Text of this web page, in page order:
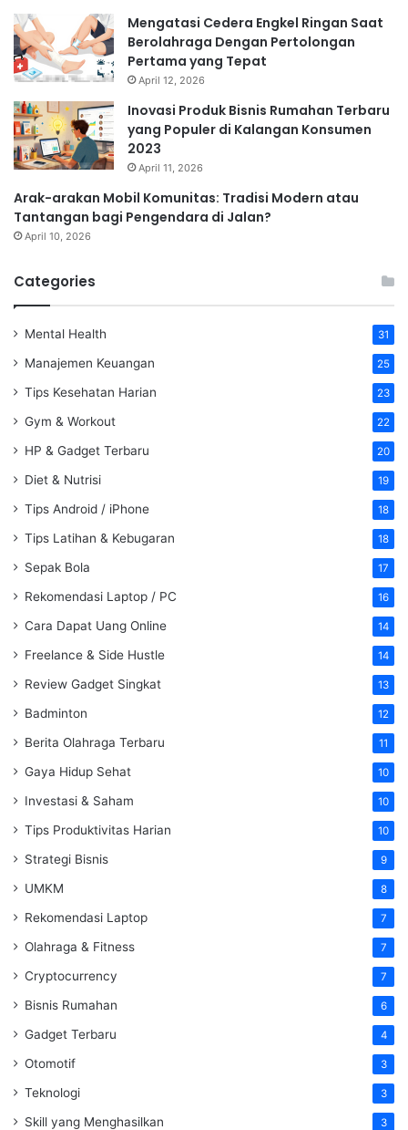
Mengatasi Cedera Engkel Ringan Saat
Berolahraga Dengan Pertolongan
Pertama yang Tepat
April 12, 2026
Inovasi Produk Bisnis Rumahan Terbaru
yang Populer di Kalangan Konsumen
2023
April 11, 2026
Arak-arakan Mobil Komunitas: Tradisi Modern atau
Tantangan bagi Pengendara di Jalan?
April 10, 2026
Categories
Mental Health 31
Manajemen Keuangan 25
Tips Kesehatan Harian 23
Gym & Workout 22
HP & Gadget Terbaru 20
Diet & Nutrisi 19
Tips Android / iPhone 18
Tips Latihan & Kebugaran 18
Sepak Bola 17
Rekomendasi Laptop / PC 16
Cara Dapat Uang Online 14
Freelance & Side Hustle 14
Review Gadget Singkat 13
Badminton 12
Berita Olahraga Terbaru 11
Gaya Hidup Sehat 10
Investasi & Saham 10
Tips Produktivitas Harian 10
Strategi Bisnis 9
UMKM 8
Rekomendasi Laptop 7
Olahraga & Fitness 7
Cryptocurrency 7
Bisnis Rumahan 6
Gadget Terbaru 4
Otomotif 3
Teknologi 3
Skill yang Menghasilkan 3